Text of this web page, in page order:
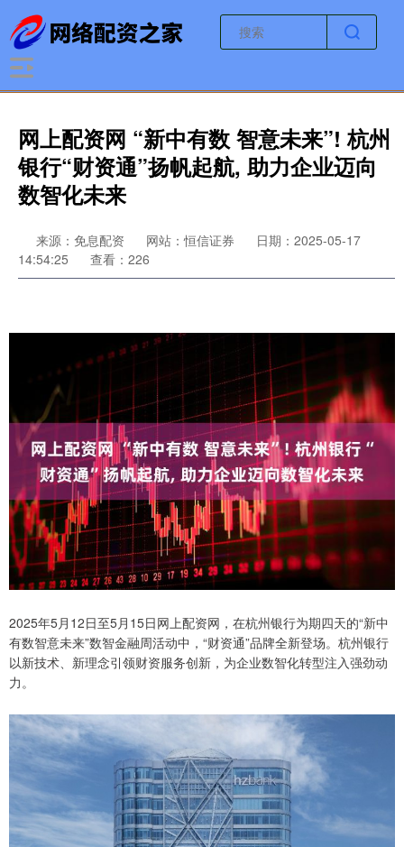
网上配资网 “新中有数 智意未来”! 杭州
银行“财资通”扬帆起航, 助力企业迈向
数智化未来
来源：免息配资 网站：恒信证券
日期：2025-05-17
14:54:25
查看：226
2025年5月12日至5月15日网上配资网，在杭州银行为期四天的“新中
有数智意未来”数智金融周活动中，“财资通”品牌全新登场。杭州银行
以新技术、新理念引领财资服务创新，为企业数智化转型注入强劲动
力。